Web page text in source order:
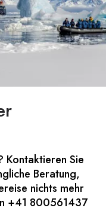
Kontaktieren Sie
Beratung,
nichts mehr
+41 800561437